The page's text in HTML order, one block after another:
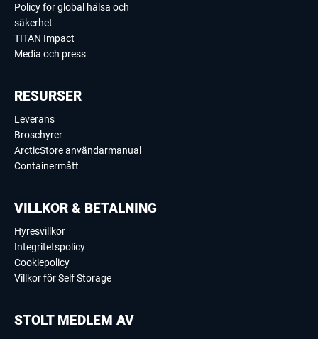
Policy för global hälsa och
säkerhet
TITAN Impact
Media och press
RESURSER
Leverans
Broschyrer
ArcticStore användarmanual
Containermått
VILLKOR & BETALNING
Hyresvillkor
Integritetspolicy
Cookiepolicy
Villkor för Self Storage
STOLT MEDLEM AV